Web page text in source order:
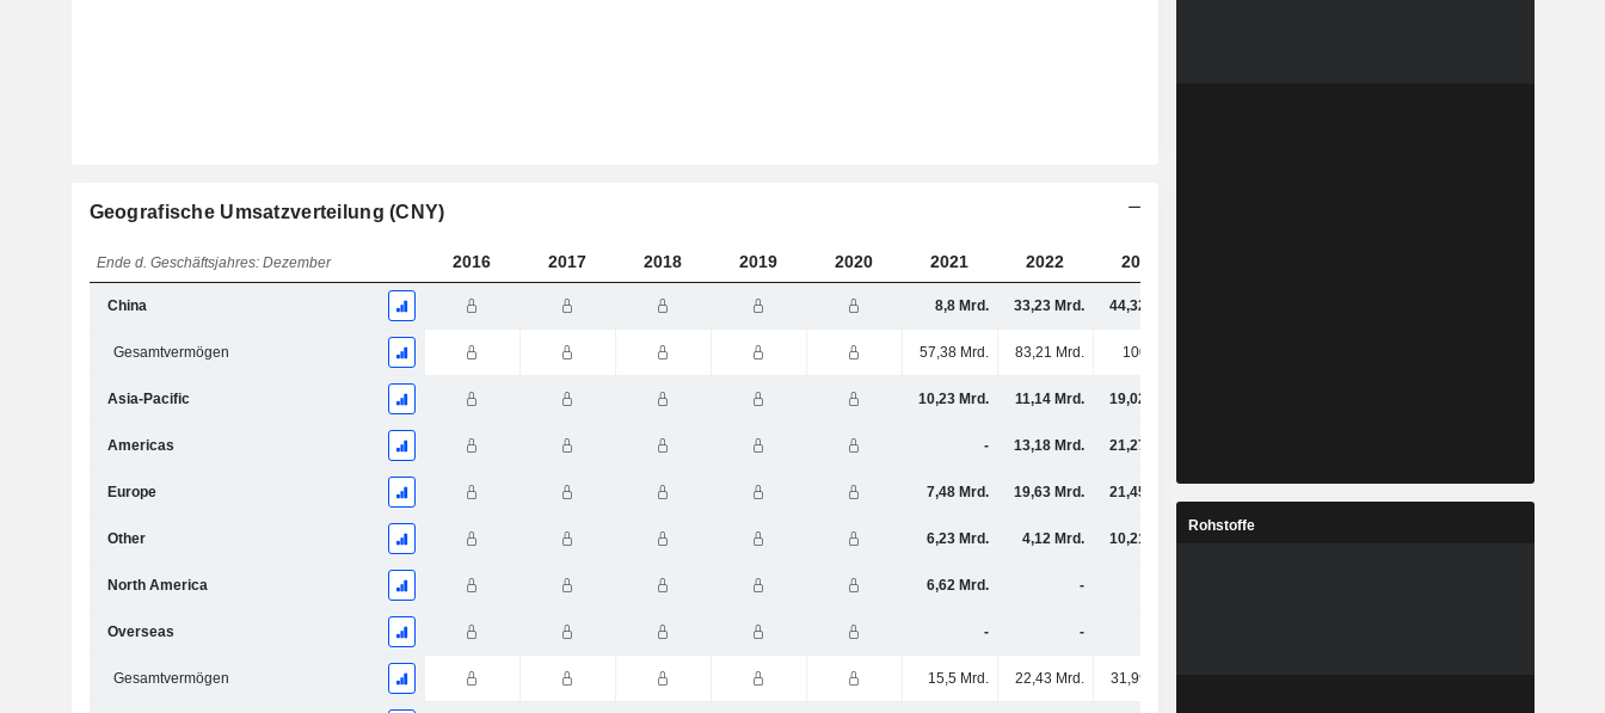
Geografische Umsatzverteilung (CNY)
Ende d. Geschäftsjahres: Dezember 2016 2017 2018 2019 2020 2021 2022 2023
China 8,8 Mrd. 33,23 Mrd. 44,32 Mrd.
Gesamtvermögen 57,38 Mrd. 83,21 Mrd. 100 Mrd.
Asia-Pacific 10,23 Mrd. 11,14 Mrd. 19,02 Mrd.
Americas - 13,18 Mrd. 21,27 Mrd.
Europe 7,48 Mrd. 19,63 Mrd. 21,45 Mrd.
Other 6,23 Mrd. 4,12 Mrd. 10,21 Mrd.
North America 6,62 Mrd. -
Overseas - -
Gesamtvermögen 15,5 Mrd. 22,43 Mrd. 31,99 Mrd.
Rohstoffe